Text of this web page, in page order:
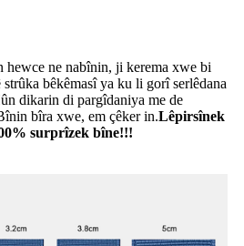
hewce ne nabînin, ji kerema xwe bi
bêkêmasî ya ku li gorî serlêdana
dikarin di pargîdaniya me de
bîra xwe, em çêker in.Lêpirsînek
surprîzek bîne!!!